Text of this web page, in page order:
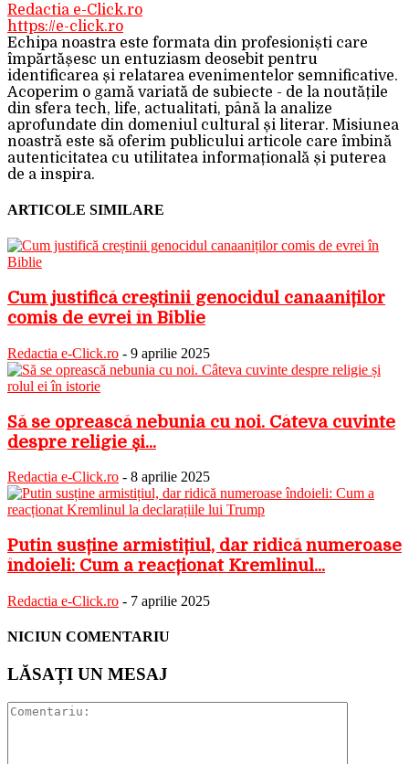
Redactia e-Click.ro
https://e-click.ro
Echipa noastra este formata din profesioniști care
împărtășesc un entuziasm deosebit pentru
identificarea și relatarea evenimentelor semnificative.
Acoperim o gamă variată de subiecte - de la noutățile
din sfera tech, life, actualitati, până la analize
aprofundate din domeniul cultural și literar. Misiunea
noastră este să oferim publicului articole care îmbină
autenticitatea cu utilitatea informațională și puterea
de a inspira.
ARTICOLE SIMILARE
Cum justifică creștinii genocidul canaaniților
comis de evrei în Biblie
Redactia e-Click.ro - 9 aprilie 2025
Să se oprească nebunia cu noi. Câteva cuvinte
despre religie și...
Redactia e-Click.ro - 8 aprilie 2025
Putin susține armistițiul, dar ridică numeroase
îndoieli: Cum a reacționat Kremlinul...
Redactia e-Click.ro - 7 aprilie 2025
NICIUN COMENTARIU
LĂSAȚI UN MESAJ